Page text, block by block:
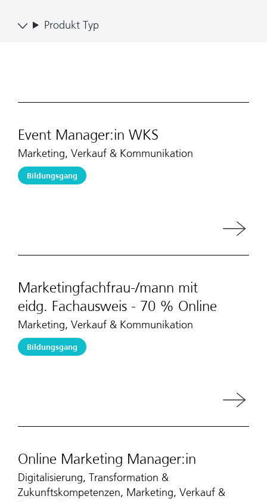
Produkt Typ
Event Manager:in WKS
Marketing, Verkauf & Kommunikation
Bildungsgang
Marketingfachfrau-/mann mit
eidg. Fachausweis - 70 % Online
Marketing, Verkauf & Kommunikation
Bildungsgang
Online Marketing Manager:in
Digitalisierung, Transformation &
Zukunftskompetenzen, Marketing, Verkauf &